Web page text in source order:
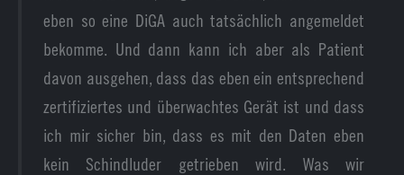
eben so eine DiGA auch tatsächlich angemeldet
bekomme. Und dann kann ich aber als Patient
davon ausgehen, dass das eben ein entsprechend
zertifiziertes und überwachtes Gerät ist und dass
ich mir sicher bin, dass es mit den Daten eben
kein Schindluder getrieben wird. Was wir